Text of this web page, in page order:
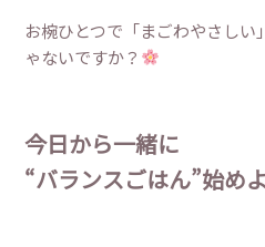
お椀ひとつで「まごわやさし
ゃないですか？
今日から一緒に
“バランスごはん”始め